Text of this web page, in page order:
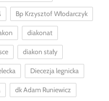
Bp Krzysztof Włodarczyk
diakonat
diakon stały
Diecezja legnicka
dk Adam Runiewicz